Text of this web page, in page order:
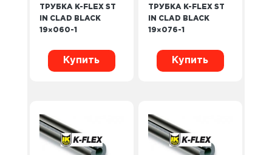
ТРУБКА K-FLEX ST
IN CLAD BLACK
19×060-1
Купить
ТРУБКА K-FLEX ST
IN CLAD BLACK
19×076-1
Купить